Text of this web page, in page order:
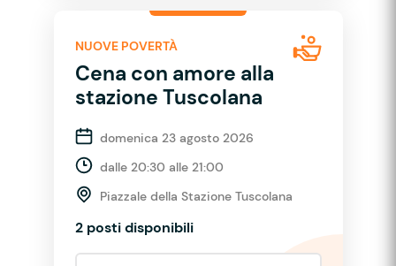
NUOVE POVERTÀ
Cena con amore alla
stazione Tuscolana
domenica 23 agosto 2026
dalle 20:30 alle 21:00
Piazzale della Stazione Tuscolana
2 posti disponibili